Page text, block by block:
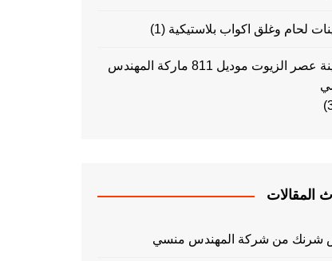
لحام وغلق اكواب بلاستيكية (1)
ماكينة عصر الزيوت موديل 811 ماركة المهندس
المقالات
شرنك من شركة المهندس منسي